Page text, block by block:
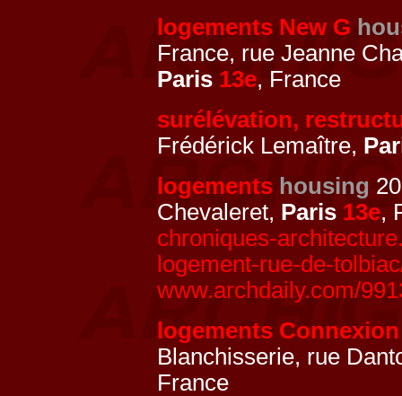
logements New G
France, rue Jeanne
Paris 13e, France
surélévation,
Frédérick Lemaître,
logements housing
Chevaleret, Paris 13e,
chroniques-
logement-rue-de-
www.archdaily.com/
logements Connexion
Blanchisserie, rue
France